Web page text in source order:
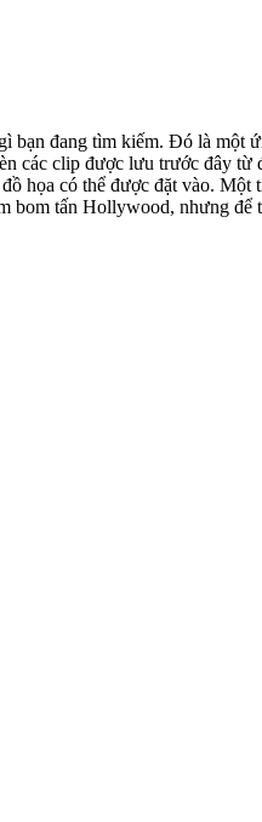
bạn đang tìm kiếm. Đó là một
năng độc đáo chính là khi bạn ghi